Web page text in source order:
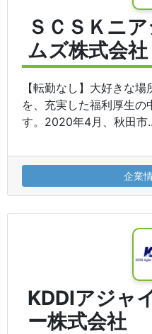
ＳＣＳＫニ
ムズ株式会社
【転勤なし】大好きな
を、充実した福利厚生
す。2020年4月、秋田市
企業
KDDIアジャ
ー株式会社